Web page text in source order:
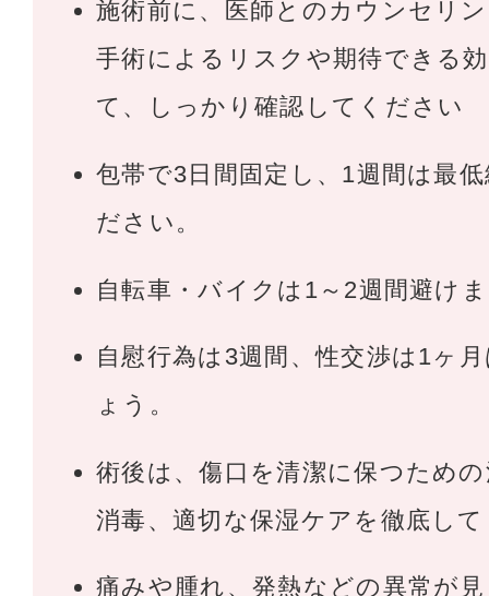
施術前に、医師とのカウンセリ
手術によるリスクや期待できる
て、しっかり確認してください
包帯で3日間固定し、1週間は最
ださい。
自転車・バイクは1～2週間避け
自慰行為は3週間、性交渉は1ヶ
ょう。
術後は、傷口を清潔に保つため
消毒、適切な保湿ケアを徹底し
痛みや腫れ、発熱などの異常が